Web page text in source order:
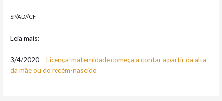
SP/AD//CF
Leia mais:
3/4/2020 –Licença-maternidade começa a contar a partir da alta
da mãe ou do recém-nascido